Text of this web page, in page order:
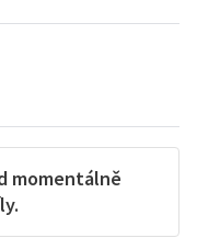
momentálně